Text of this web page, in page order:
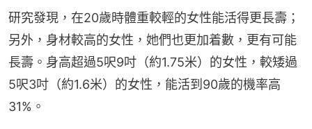
研究發現，在20歲時體重較輕的女性能活得更長壽；
另外，身材較高的女性，她們也更加着數，更有可能
長壽。身高超過5呎9吋（約1.75米）的女性，較矮過
5呎3吋（約1.6米）的女性，能活到90歲的機率高
31%。